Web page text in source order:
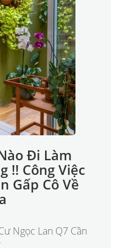
Đi Làm
!! Công Việc
Gấp Cô Về